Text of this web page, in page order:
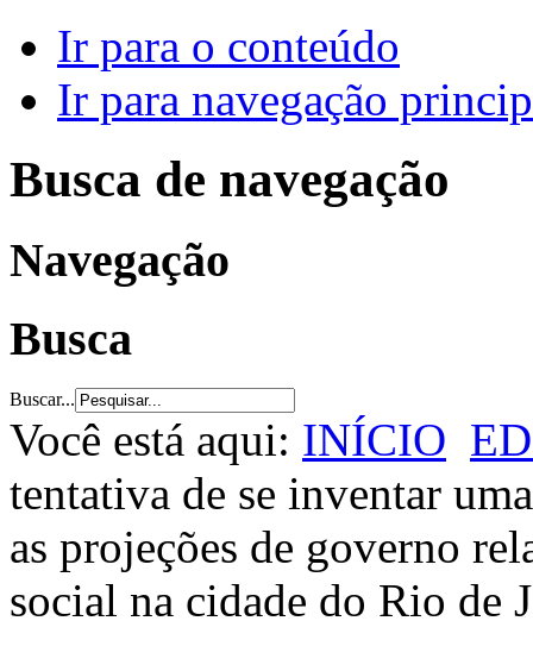
Ir para o conteúdo
Ir para navegação
Busca de navegação
Navegação
Busca
Buscar...
Você está aqui: INÍCIO
tentativa de se inventar
as projeções de governo
social na cidade do Rio de